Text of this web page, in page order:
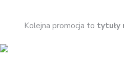
Kolejna promocja to tytuły